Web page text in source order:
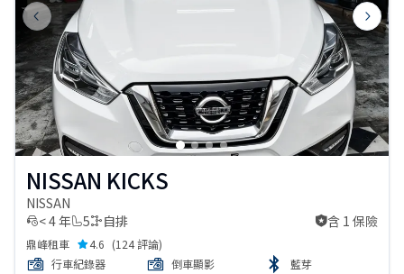
Previous slide Next
NISSAN KICKS
NISSAN
< 4 年
5 自排
含 1 保險 含 1 保險
鼎峰租車 4.6 (124 評論)
行車紀錄器
倒車顯影
藍芽